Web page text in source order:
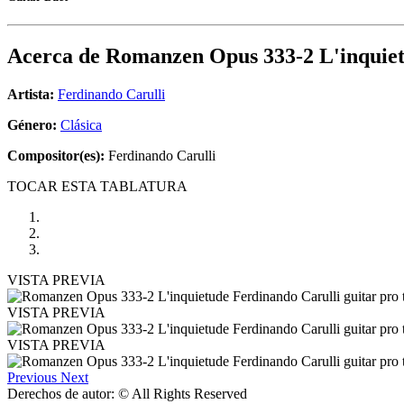
Acerca de Romanzen Opus 333-2
Artista: Ferdinando Carulli
Género: Clásica
Compositor(es): Ferdinando Carulli
TOCAR ESTA TABLATURA
VISTA PREVIA
VISTA PREVIA
VISTA PREVIA
Previous Next
Derechos de autor: © All Rights Reserved